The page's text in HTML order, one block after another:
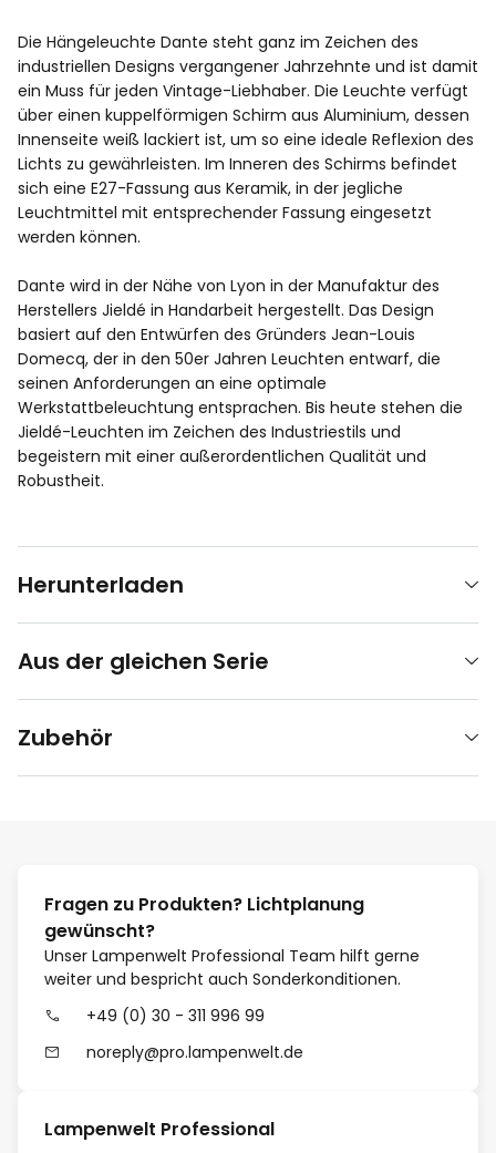
Die Hängeleuchte Dante steht ganz im Zeichen des
industriellen Designs vergangener Jahrzehnte und ist damit
ein Muss für jeden Vintage-Liebhaber. Die Leuchte verfügt
über einen kuppelförmigen Schirm aus Aluminium, dessen
Innenseite weiß lackiert ist, um so eine ideale Reflexion des
Lichts zu gewährleisten. Im Inneren des Schirms befindet
sich eine E27-Fassung aus Keramik, in der jegliche
Leuchtmittel mit entsprechender Fassung eingesetzt
werden können.
Dante wird in der Nähe von Lyon in der Manufaktur des
Herstellers Jieldé in Handarbeit hergestellt. Das Design
basiert auf den Entwürfen des Gründers Jean-Louis
Domecq, der in den 50er Jahren Leuchten entwarf, die
seinen Anforderungen an eine optimale
Werkstattbeleuchtung entsprachen. Bis heute stehen die
Jieldé-Leuchten im Zeichen des Industriestils und
begeistern mit einer außerordentlichen Qualität und
Robustheit.
Herunterladen
Aus der gleichen Serie
Zubehör
Fragen zu Produkten? Lichtplanung
gewünscht?
Unser Lampenwelt Professional Team hilft gerne
weiter und bespricht auch Sonderkonditionen.
+49 (0) 30 - 311 996 99
noreply@pro.lampenwelt.de
Lampenwelt Professional